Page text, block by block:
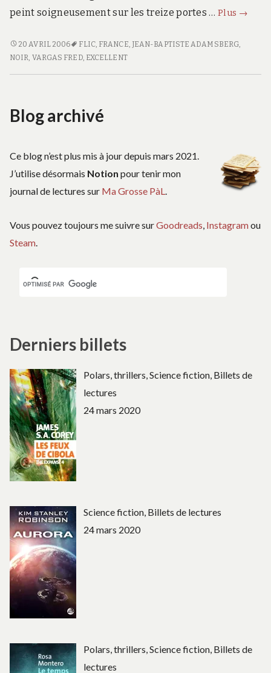
peint soigneusement sur les treize portes …Plus Pars
et
tard
→
PARS
VITE
20 AVRIL 2006 FLIC, FRANCE JEAN-BAPTISTE ADAMSBERG
NOIR VARGAS FRED, EXCELLENT
Blog archivé
Ce blog n’est plus mis à jour depuis mars 2021.
J’utilise désormais Notion pour tenir mon
journal de lectures sur Ma Grosse PàL.
Vous pouvez toujours me suivre surGoodreads, Instagramou
Steam.
Derniers billets
Polars, thrillers, Science fiction, Billets de
lectures
24 mars 2020
Science fiction, Billets de lectures
24 mars 2020
Polars, thrillers, Science fiction, Billets de
lectures